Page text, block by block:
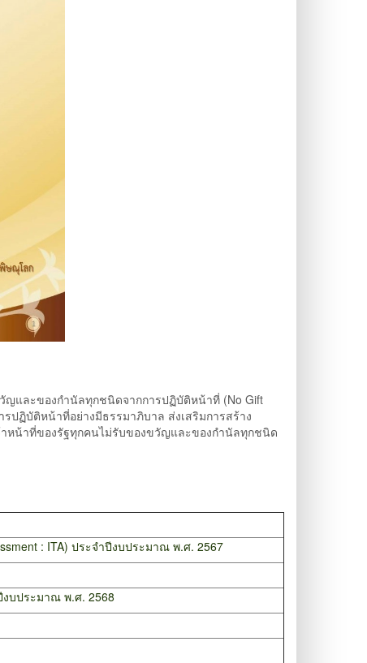
และของกำนัลทุกชนิดจากการปฏิบัติหน้าที่ (No Gift
ปฏิบัติหน้าที่อย่างมีธรรมาภิบาล ส่งเสริมการสร้าง
หน้าที่ของรัฐทุกคนไม่รับของขวัญและของกำนัลทุกชนิด
: ITA) ประจำปีงบประมาณ พ.ศ. 2567
บประมาณ พ.ศ. 2568